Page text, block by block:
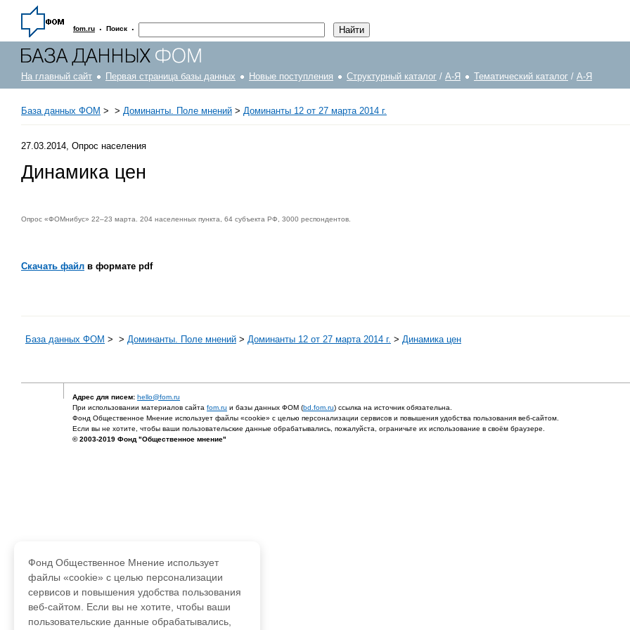
fom.ru · Поиск ·
На главный сайт Первая страница базы данных Новые поступления Структурный каталог / А-Я Тематический каталог / А-Я
База данных ФОМ > > Доминанты. Поле мнений > Доминанты 12 от 27 марта 2014 г.
27.03.2014, Опрос населения
Динамика цен
Опрос «ФОМнибус» 22–23 марта. 204 населенных пункта, 64 субъекта РФ, 3000 респондентов.
Скачать файл в формате pdf
База данных ФОМ > > Доминанты. Поле мнений > Доминанты 12 от 27 марта 2014 г. > Динамика цен
Адрес для писем: hello@fom.ru
При использовании материалов сайта fom.ru и базы данных ФОМ (bd.fom.ru) ссылка на источник обязательна.
Фонд Общественное Мнение использует файлы «cookie» с целью персонализации сервисов и повышения удобства пользования веб-сайтом.
Если вы не хотите, чтобы ваши пользовательские данные обрабатывались, пожалуйста, ограничьте их использование в своём браузере.
© 2003-2019 Фонд "Общественное мнение"
Фонд Общественное Мнение использует
файлы «cookie» с целью персонализации
сервисов и повышения удобства пользования
веб-сайтом. Если вы не хотите, чтобы ваши
пользовательские данные обрабатывались,